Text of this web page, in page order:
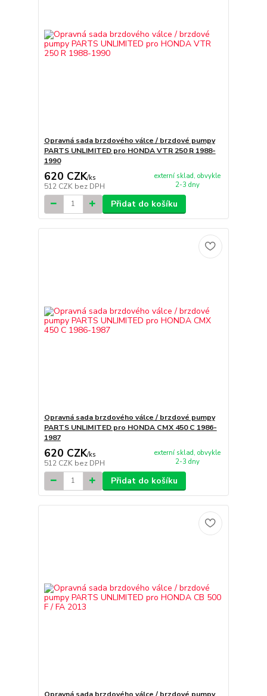
Opravná sada brzdového válce / brzdové pumpy
PARTS UNLIMITED pro HONDA VTR 250 R 1988-
1990
620 CZK/ks
512 CZK bez DPH
externí sklad, obvykle
2-3 dny
Přidat do košíku
Opravná sada brzdového válce / brzdové pumpy
PARTS UNLIMITED pro HONDA CMX 450 C 1986-
1987
620 CZK/ks
512 CZK bez DPH
externí sklad, obvykle
2-3 dny
Přidat do košíku